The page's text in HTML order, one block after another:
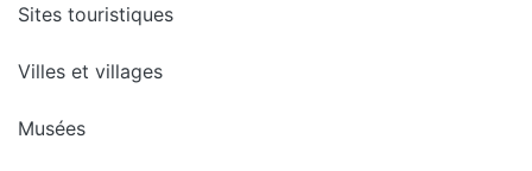
Sites touristiques
Villes et villages
Musées